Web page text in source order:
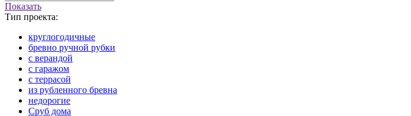
Показать
Тип проекта:
круглогодичные
бревно ручной рубки
с верандой
с гаражом
с террасой
из рубленного бревна
недорогие
Сруб дома